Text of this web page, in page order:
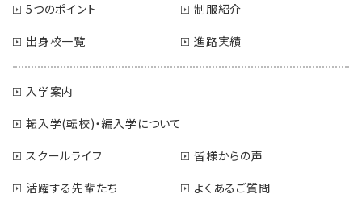
5つのポイント
制服紹介
出身校一覧
進路実績
入学案内
転入学(転校)・編入学について
スクールライフ
皆様からの声
活躍する先輩たち
よくあるご質問